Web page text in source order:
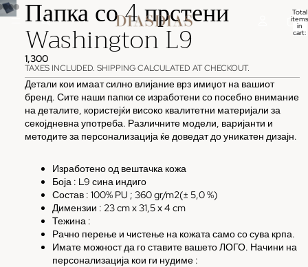
Total
items
in
cart:
Папка со 4 прстени
Washington L9
1,300
TAXES INCLUDED. SHIPPING CALCULATED AT CHECKOUT.
Детали кои имаат силно влијание врз имиџот на вашиот
бренд. Сите наши папки се изработени со посебно внимание
на деталите, користејќи високо квалитетни материјали за
секојдневна употреба. Различните модели, варијанти и
методите за персонализација ќе доведат до уникатен дизајн.
Изработено од вештачка кожа
Боја : L9 сина индиго
Состав : 100% PU ; 360 gr/m2(± 5,0 %)
Димензии : 23 cm x 31,5 х 4 cm
Тежина :
Рачно перење и чистење на кожата само со сува крпа.
Имате можност да го ставите вашето ЛОГО. Начини на
персонализација кои ги нудиме :